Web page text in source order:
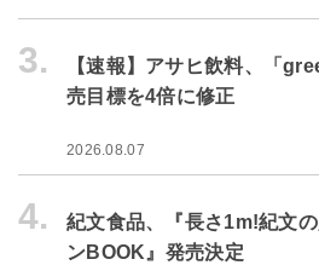
3.
【速報】アサヒ飲料、「
売目標を4倍に修正
2026.08.07
4.
紀文食品、『長さ1m!紀文
ンBOOK』発売決定